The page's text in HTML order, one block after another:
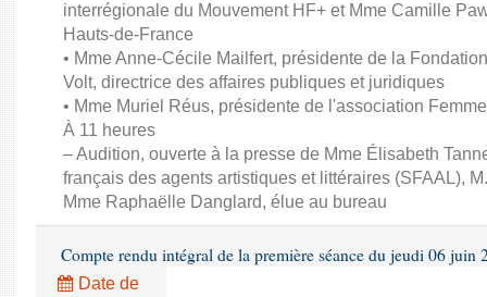
interrégionale du Mouvement HF+ et Mme Camille
Hauts-de-France
• Mme Anne-Cécile Mailfert, présidente de la
Volt, directrice des affaires publiques et juridiques
• Mme Muriel Réus, présidente de l'association
À 11 heures
– Audition, ouverte à la presse de Mme Élisabeth
français des agents artistiques et littéraires (SFAAL),
Mme Raphaëlle Danglard, élue au bureau
Compte rendu intégral de la première séance du jeudi 06 juin
Date de